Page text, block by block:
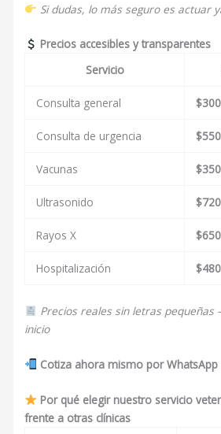
Si dudas, lo más seguro es actuar
Precios accesibles y transparentes
Servicio
Consulta general
Consulta de urgencia
Vacunas
Ultrasonido
Rayos X
Hospitalización
Precios reales sin letras
inicio
Cotiza ahora mismo por WhatsApp
Por qué elegir nuestro servicio
frente a otras clínicas